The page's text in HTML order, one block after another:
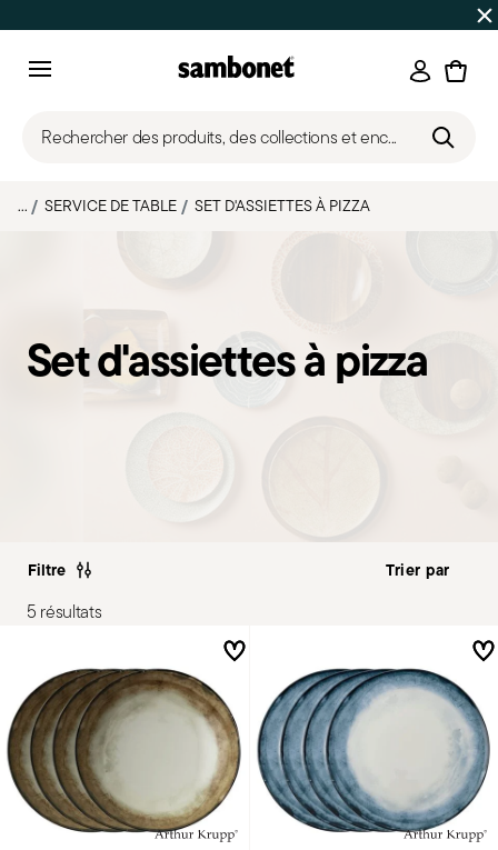
Jusqu'à 50% de réduction sur une
Rechercher des produits, des collections et enc...
... SERVICE DE TABLE SET D'ASSIETTES À PIZZA
Set d'assiettes à pizza
Filtre
5 résultats